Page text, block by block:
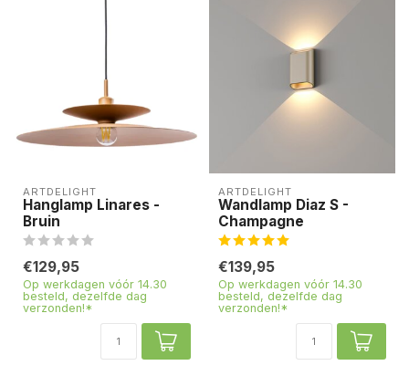
ARTDELIGHT
Hanglamp Linares -
Bruin
€129,95
Op werkdagen vóór 14.30
besteld, dezelfde dag
verzonden!*
ARTDELIGHT
Wandlamp Diaz S -
Champagne
€139,95
Op werkdagen vóór 14.30
besteld, dezelfde dag
verzonden!*